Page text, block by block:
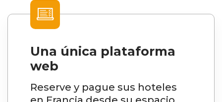
Una única plataforma
web
Reserve y pague sus hoteles